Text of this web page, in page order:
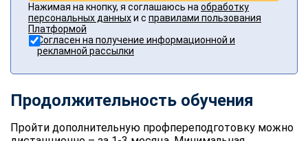
Нажимая на кнопку, я соглашаюсь на обработку
персональных данныхи с правилами пользования
Платформой
Согласен на получение информационной и
рекламной рассылки
Продолжительность обучения
Пройти дополнительную профпереподготовку можно